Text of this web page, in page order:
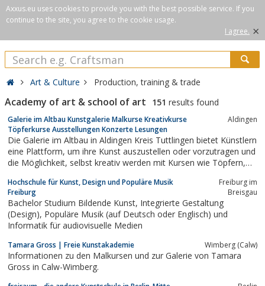
Axxus.eu uses cookies to provide you with the best possible service. If you
continue to the site, you agree to the cookie usage.
I agree. ×
Art & Culture Production, training & trade
Academy of art & school of art 151 results found
Galerie im Altbau Kunstgalerie Malkurse Kreativkurse
Töpferkurse Ausstellungen Konzerte Lesungen
Aldingen
Die Galerie im Altbau in Aldingen Kreis Tuttlingen bietet Künstlern
eine Plattform, um ihre Kunst auszustellen oder vorzutragen und
die Möglichkeit, selbst kreativ werden mit Kursen wie Töpfern,
Hochschule für Kunst, Design und Populäre Musik
Freiburg
Freiburg im
Breisgau
Bachelor Studium Bildende Kunst, Integrierte Gestaltung
(Design), Populäre Musik (auf Deutsch oder Englisch) und
Informatik für audiovisuelle Medien
Tamara Gross | Freie Kunstakademie Wimberg (Calw)
Informationen zu den Malkursen und zur Galerie von Tamara
Gross in Calw-Wimberg.